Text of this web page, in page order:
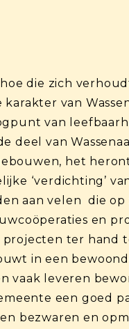
die zich
van
van
deel van
het
‘verdichting’
aan velen die op
en
ter hand
in een
vaak leveren
een goed
bezwaren en